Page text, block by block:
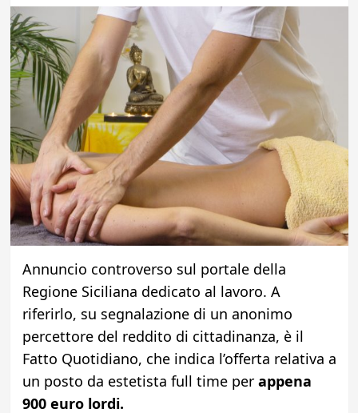
Annuncio controverso sul portale della
Regione Siciliana dedicato al lavoro. A
riferirlo, su segnalazione di un anonimo
percettore del reddito di cittadinanza, è il
Fatto Quotidiano, che indica l’offerta relativa a
un posto da estetista full time per appena
900 euro lordi.